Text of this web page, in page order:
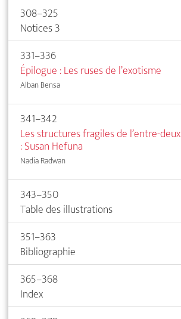
308–325
Notices 3
331–336
Épilogue : Les ruses de l’exotisme
Alban Bensa
341–342
Les structures fragiles de l’entre-deux
: Susan Hefuna
Nadia Radwan
343–350
Table des illustrations
351–363
Bibliographie
365–368
Index